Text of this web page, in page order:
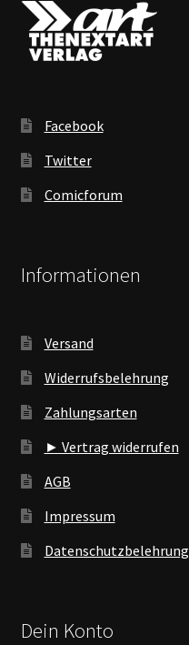
Facebook
Twitter
Comicforum
Informationen
Versand
Widerrufsbelehrung
Zahlungsarten
► Vertrag widerrufen
AGB
Impressum
Datenschutzbelehrung
Dein Konto